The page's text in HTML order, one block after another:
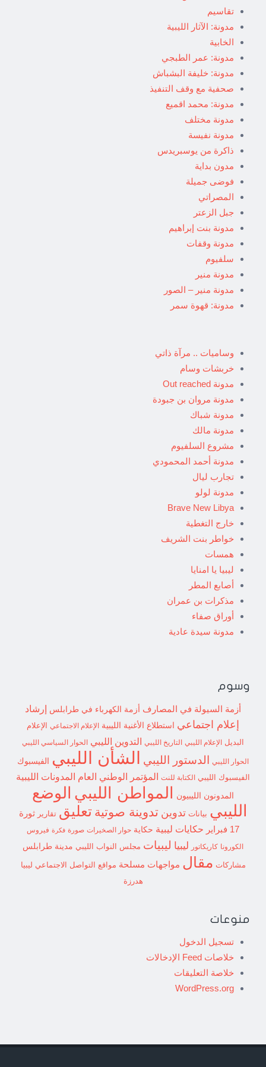
تقاسيم
مدونة: الآثار الليبية
الخابية
مدونة: عمر الطبجي
مدونة: خليفة البشباش
صحفية مع وقف التنفيذ
مدونة: محمد اقميع
مدونة مختلف
مدونة نفيسة
ذاكرة من يوسبريدس
مدون بداية
فوضى جميلة
المصراتي
جبل الزعتر
مدونة بنت إبراهيم
مدونة وقفات
سلفيوم
مدونة منير
مدونة منير – الصور
مدونة: قهوة سمر
وساميات .. مرآة ذاتي
خربشات وسام
مدونة Out reached
مدونة مروان بن جبودة
مدونة شباك
مدونة مالك
مشروع السلفيوم
مدونة أحمد المحمودي
تجارب ليال
مدونة لولو
Brave New Libya
خارج التغطية
خواطر بنت الشريف
همسات
ليبيا يا امنايا
أصابع المطر
مذكرات بن عمران
أوراق صفاء
مدونة سيدة عادية
وسوم
أزمة السيولة في المصارف أزمة الكهرباء في طرابلس إرشاد
إعلام اجتماعي استطلاع الأغنية الليبية الإعلام الاجتماعي
الإعلام
البديل الإعلام الليبي التاريخ الليبي التدوين الليبي الحوار السياسي الليبي
الحوار الليبي الدستور الليبي الشأن الليبي الفيسبوك
الفيسبوك الليبي الكتابة للنت المؤتمر الوطني العام المدونات الليبية
المدونون الليبيون المواطن الليبي الوضع
الليبي بيانات تدوين تدوينة صوتية تعليق تقارير
ثورة
17 فبراير
حكايات ليبية حكاية حوار الصخيرات صورة فكرة فيروس
الكورونا كاريكاتور ليبيا ليبيات مجلس النواب الليبي مدينة طرابلس
مشاركات مقال مواجهات مسلحة مواقع التواصل الاجتماعي ليبيا
هدرزة
منوعات
تسجيل الدخول
خلاصات Feed الإدخالات
خلاصة التعليقات
WordPress.org